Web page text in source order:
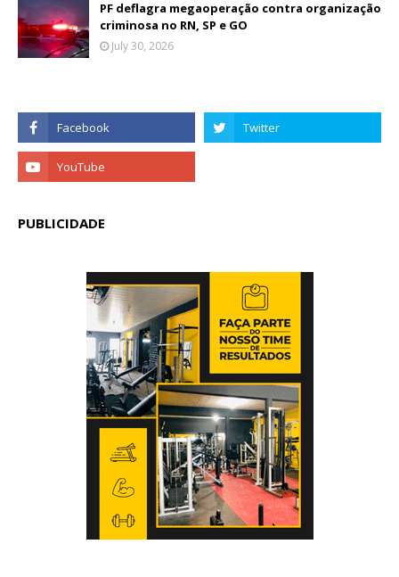
PF deflagra megaoperação contra organização
criminosa no RN, SP e GO
July 30, 2026
PUBLICIDADE